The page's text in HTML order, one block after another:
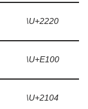
\U+2220
\U+E100
\U+2104